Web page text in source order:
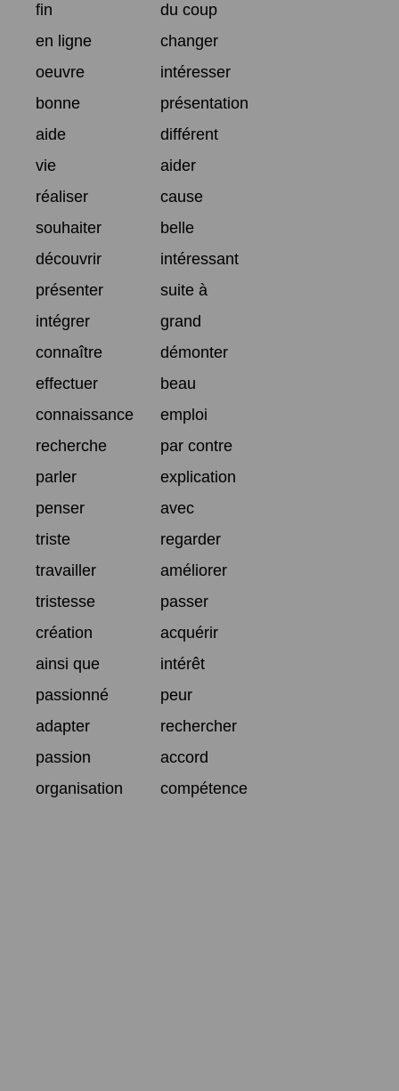
fin
du coup
en ligne
changer
oeuvre
intéresser
bonne
présentation
aide
différent
vie
aider
réaliser
cause
souhaiter
belle
découvrir
intéressant
présenter
suite à
intégrer
grand
connaître
démonter
effectuer
beau
connaissance
emploi
recherche
par contre
parler
explication
penser
avec
triste
regarder
travailler
améliorer
tristesse
passer
création
acquérir
ainsi que
intérêt
passionné
peur
adapter
rechercher
passion
accord
organisation
compétence